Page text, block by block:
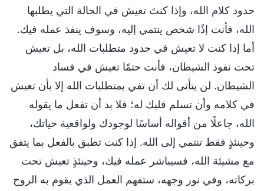
حدود كلام الله، وإذا كنتَ تعيش في الحالة التي يطلبها
الله، فأنت إذًا شخص ينتمي إليه، وسوف ينفذ عمله فيك.
أما إذا كنت لا تعيش في حدود متطلبات الله، بل تعيش
تحت نفوذ الشيطان، فأنت حتمًا تعيش في فساد
الشيطان. لن يتأتى لك أن تفي بمتطلبات الله إلا بأن تعيش
في كلامه وأن تسلم قلبك له؛ فلا بد أن تفعل ما يقوله
الله، جاعلًا من أقواله أساسًا لوجودك ولواقعية حياتك،
وحينئذٍ فقط تنتمي إلى الله. إذا كنت تطبق بالفعل بما يتفق
مع مشيئة الله، فسيباشر عمله فيك، وحينئذٍ تعيش تحت
بركاته، وفي نور وجهه، ستفهم العمل الذي يقوم به الروح